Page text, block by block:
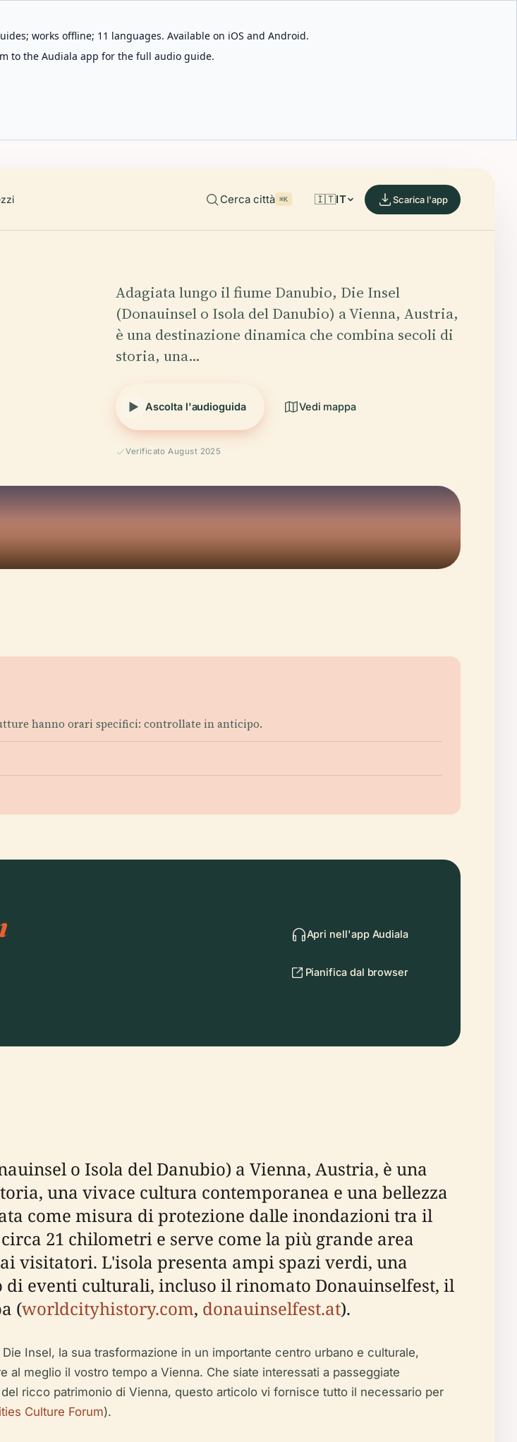
works offline; 11 languages. Available on iOS and Android.
to the Audiala app for the full audio guide.
Cerca città ⌘K 🇮🇹IT Scarica l'app
Adagiata lungo il fiume Danubio, Die Insel
(Donauinsel o Isola del Danubio) a Vienna, Austria,
è una destinazione dinamica che combina secoli di
storia, una…
Ascolta l'audioguida Vedi mappa
Verificato August 2025
hanno orari specifici: controllate in anticipo.
Apri nell'app Audiala
Pianifica dal browser
o Isola del Danubio) a Vienna, Austria, è una
una vivace cultura contemporanea e una bellezza
come misura di protezione dalle inondazioni tra il
21 chilometri e serve come la più grande area
visitatori. L'isola presenta ampi spazi verdi, una
eventi culturali, incluso il rinomato Donauinselfest, il
(worldcityhistory.com, donauinselfest.at).
Insel, la sua trasformazione in un importante centro urbano e culturale,
meglio il vostro tempo a Vienna. Che siate interessati a passeggiate
ricco patrimonio di Vienna, questo articolo vi fornisce tutto il necessario per
Culture Forum).